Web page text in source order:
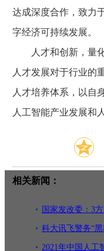
达成深度合作，致力
字经济可持续发展。
人才和创新，量化
人才发展对于行业的
人才培养体系，以自
人工智能产业发展和
相关新闻：
国家发改委：3
科大讯飞警务“
2021年中国人工